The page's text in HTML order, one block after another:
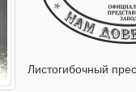
Листогибочный